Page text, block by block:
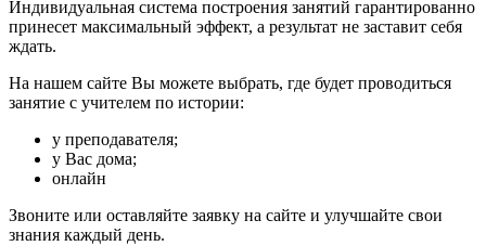
Индивидуальная система построения занятий гарантированно
принесет максимальный эффект, а результат не заставит себя
ждать.
На нашем сайте Вы можете выбрать, где будет проводиться
занятие с учителем по истории:
у преподавателя;
у Вас дома;
онлайн
Звоните или оставляйте заявку на сайте и улучшайте свои
знания каждый день.